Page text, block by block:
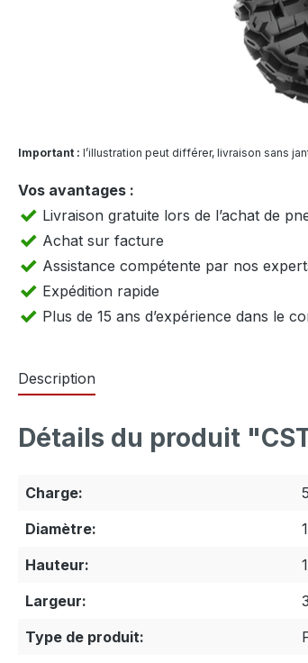
Important : l’illustration peut différer, livraison sans
Vos avantages :
Livraison gratuite lors de l’achat de
Achat sur facture
Assistance compétente par nos
Expédition rapide
Plus de 15 ans d’expérience dans le
Description
Détails du produit
Charge:
Diamètre:
Hauteur:
Largeur:
Type de produit: